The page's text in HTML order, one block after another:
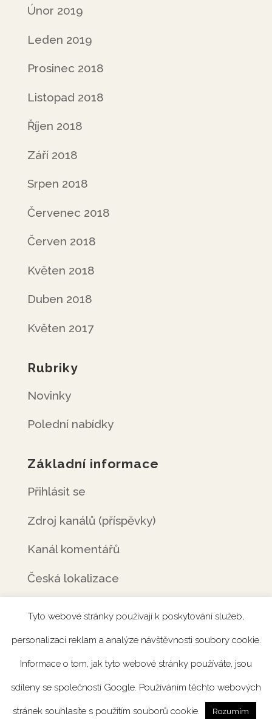
Únor 2019
Leden 2019
Prosinec 2018
Listopad 2018
Říjen 2018
Září 2018
Srpen 2018
Červenec 2018
Červen 2018
Květen 2018
Duben 2018
Květen 2017
Rubriky
Novinky
Polední nabídky
Základní informace
Přihlásit se
Zdroj kanálů (příspěvky)
Kanál komentářů
Česká lokalizace
Úvod Rezervace Menu Fotogalerie
Catering
Tyto webové stránky používají k poskytování služeb,
personalizaci reklam a analýze návštěvnosti soubory cookie.
Informace o tom, jak tyto webové stránky používáte, jsou
sdíleny se společností Google. Používáním těchto webových
stránek souhlasíte s použitím souborů cookie. Rozumím